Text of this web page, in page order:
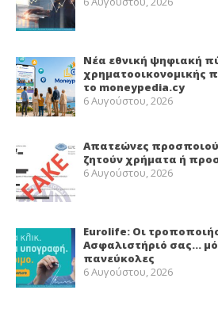
Νέα εθνική ψηφιακή
χρηματοοικονομικής
το moneypedia.cy
6 Αυγούστου, 2026
Απατεώνες
ζητούν χρήματα ή
6 Αυγούστου, 2026
Eurolife: Οι
Ασφαλιστήριό σας…
πανεύκολες
6 Αυγούστου, 2026